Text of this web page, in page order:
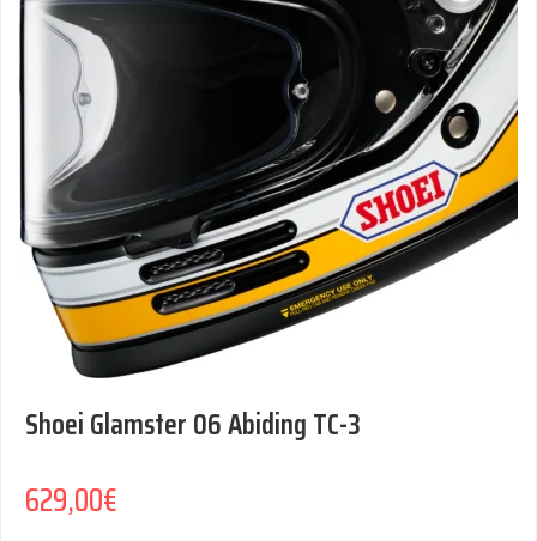
Shoei Glamster 06 Abiding TC-3
629,00€